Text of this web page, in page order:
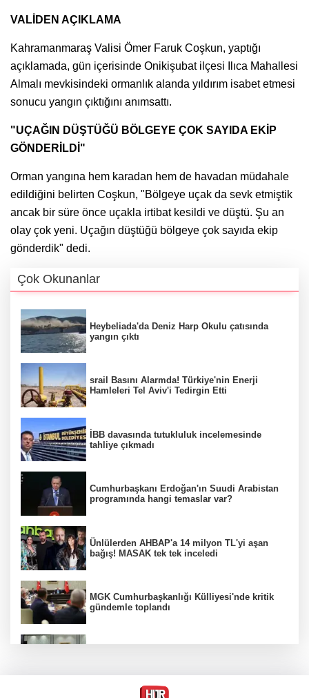
VALİDEN AÇIKLAMA
Kahramanmaraş Valisi Ömer Faruk Coşkun, yaptığı
açıklamada, gün içerisinde Onikişubat ilçesi Ilıca Mahallesi
Almalı mevkisindeki ormanlık alanda yıldırım isabet etmesi
sonucu yangın çıktığını anımsattı.
"UÇAĞIN DÜŞTÜĞÜ BÖLGEYE ÇOK SAYIDA EKİP
GÖNDERİLDİ"
Orman yangına hem karadan hem de havadan müdahale
edildiğini belirten Coşkun, "Bölgeye uçak da sevk etmiştik
ancak bir süre önce uçakla irtibat kesildi ve düştü. Şu an
olay çok yeni. Uçağın düştüğü bölgeye çok sayıda ekip
gönderdik" dedi.
Çok Okunanlar
Heybeliada'da Deniz Harp Okulu çatısında
yangın çıktı
srail Basını Alarmda! Türkiye'nin Enerji
Hamleleri Tel Aviv'i Tedirgin Etti
İBB davasında tutukluluk incelemesinde
tahliye çıkmadı
Cumhurbaşkanı Erdoğan'ın Suudi Arabistan
programında hangi temaslar var?
Ünlülerden AHBAP'a 14 milyon TL'yi aşan
bağış! MASAK tek tek inceledi
MGK Cumhurbaşkanlığı Külliyesi'nde kritik
gündemle toplandı